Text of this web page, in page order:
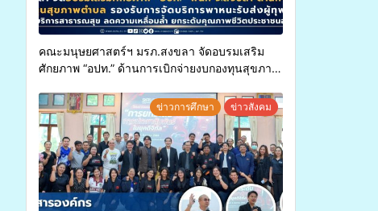
คณะมนุษยศาสตร์ฯ มรภ.สงขลา จัดอบรมเสริม
ศักยภาพ “อปท.” ด้านการเบิกจ่ายงบกองทุนสุขภาพ
ทุพพลภาพเพื่อเข้ารับบริการสาธารณสุข ลดความ
เหลื่อมล้ำ ยกระดับคุณภาพชีวิตประชาชนอย่าง
ยั่งยืน
ข่าวการศึกษา ข่าวสังคม